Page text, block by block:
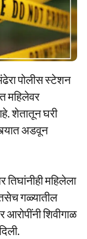
पोलीस स्टेशन
महिलेवर
शेतातून घरी
अडवून
महिलेला
गळ्यातील
आरोपींनी शिवीगाळ